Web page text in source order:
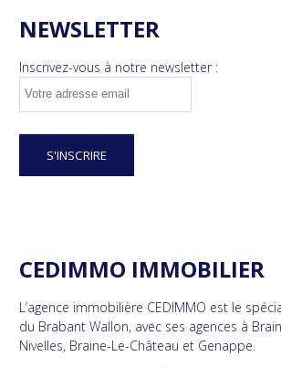
NEWSLETTER
Inscrivez-vous à notre newsletter :
CEDIMMO IMMOBILIER
L’agence immobilière CEDIMMO est le
du Brabant Wallon, avec ses agences à
Nivelles, Braine-Le-Château et Genappe.